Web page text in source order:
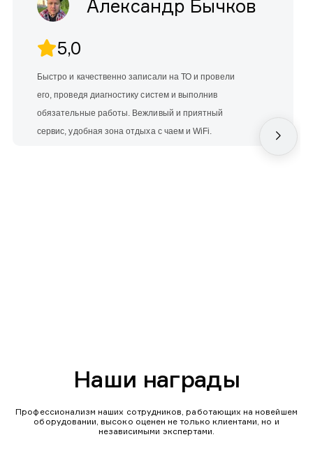
Александр Бычков
5,0
Быстро и качественно записали на ТО и провели
его, проведя диагностику систем и выполнив
обязательные работы. Вежливый и приятный
сервис, удобная зона отдыха с чаем и WiFi.
Наши награды
Профессионализм наших сотрудников, работающих на новейшем
оборудовании, высоко оценен не только клиентами, но и
независимыми экспертами.